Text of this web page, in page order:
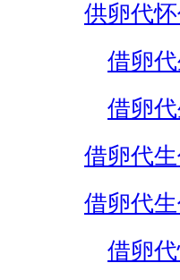
供卵代
借卵
借卵
借卵代
借卵代
借卵